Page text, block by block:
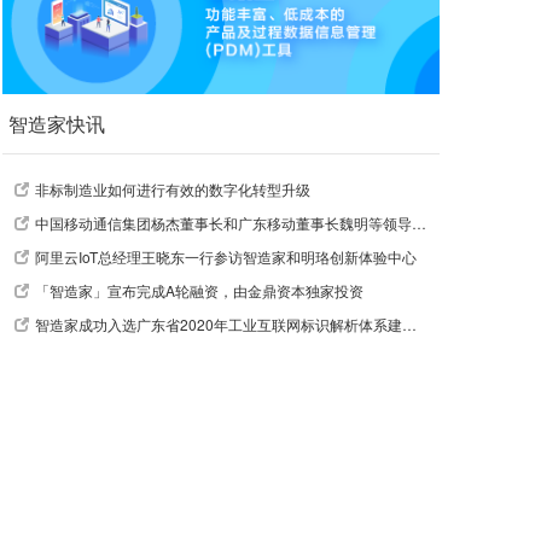
智造家快讯
非标制造业如何进行有效的数字化转型升级
中国移动通信集团杨杰董事长和广东移动董事长魏明等领导莅临指导
阿里云IoT总经理王晓东一行参访智造家和明珞创新体验中心
「智造家」宣布完成A轮融资，由金鼎资本独家投资
智造家成功入选广东省2020年工业互联网标识解析体系建设引导资金支持项目